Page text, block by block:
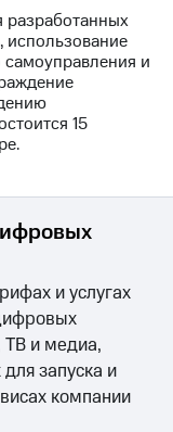
разработанных
использование
и
15
и услугах
ТВ и медиа,
запуска и
компании